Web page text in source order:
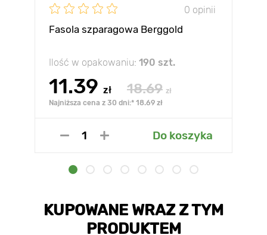
0 opinii
Fasola szparagowa Berggold
Ilość w opakowaniu: 190 szt.
11.39 zł 18.69 zł
Najniższa cena z 30 dni:* 18.69 zł
Do koszyka
KUPOWANE WRAZ Z TYM
PRODUKTEM